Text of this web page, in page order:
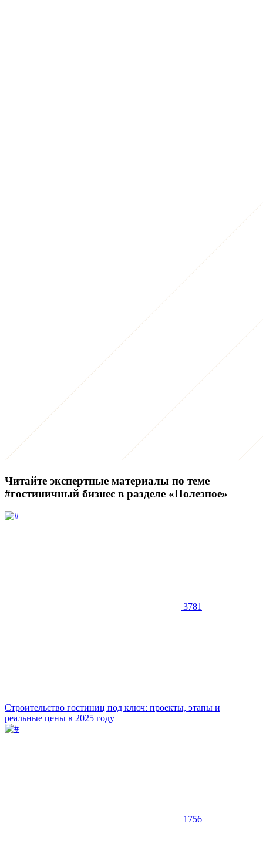
Читайте экспертные материалы по теме
#гостиничный бизнес в разделе «Полезное»
3781
Строительство гостиниц под ключ: проекты, этапы и
реальные цены в 2025 году
1756